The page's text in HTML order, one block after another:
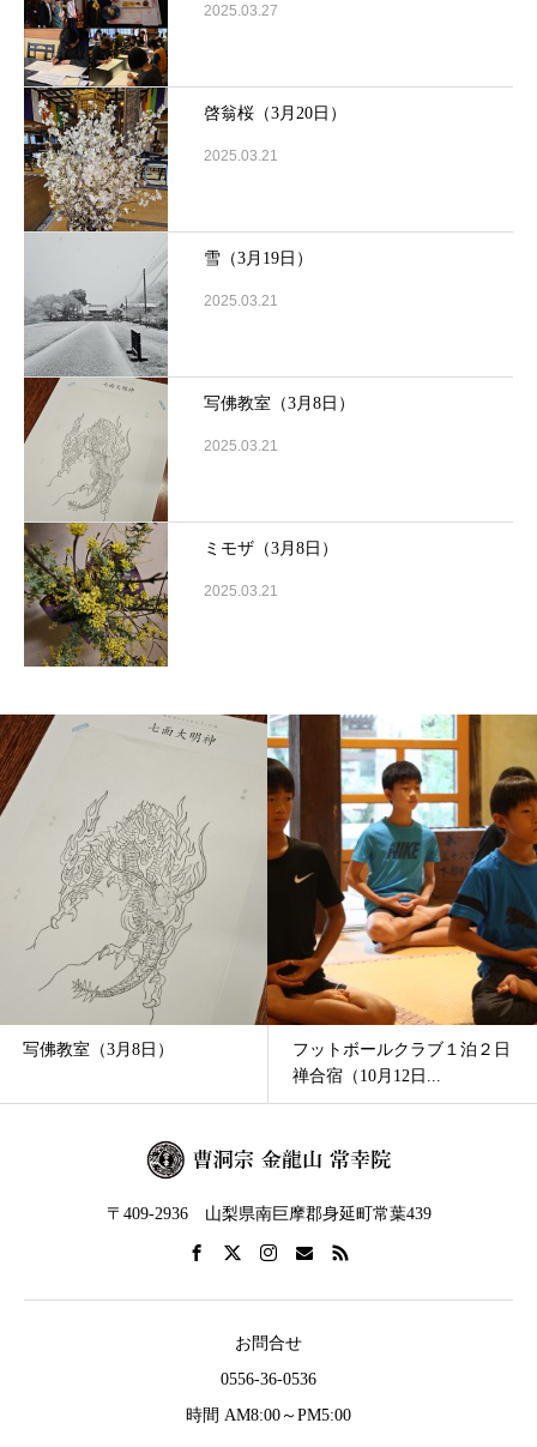
2025.03.27
啓翁桜（3月20日）
2025.03.21
雪（3月19日）
2025.03.21
写佛教室（3月8日）
2025.03.21
ミモザ（3月8日）
2025.03.21
写佛教室（3月8日）
フットボールクラブ１泊２日
禅合宿（10月12日...
〒409-2936 山梨県南巨摩郡身延町常葉439
お問合せ
0556-36-0536
時間 AM8:00～PM5:00